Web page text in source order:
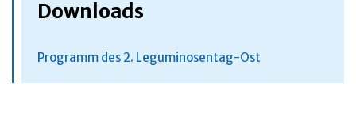
Downloads
Programm des 2. Leguminosentag-Ost